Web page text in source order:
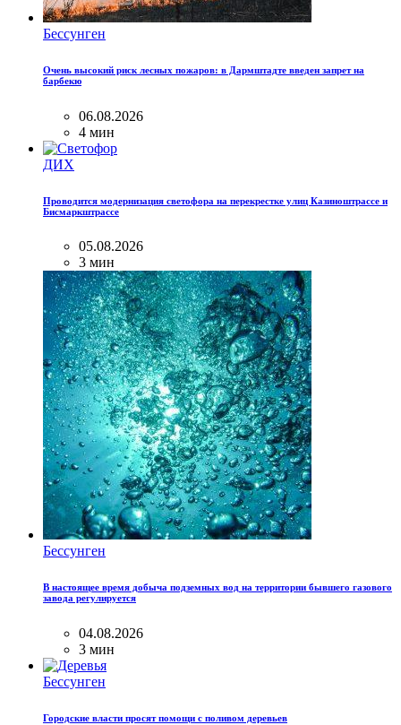
Бессунген
Очень высокий риск лесных пожаров: в Дармштадте введен запрет на
барбекю
06.08.2026
4 мин
ДИХ
Проводится модернизация светофора на перекрестке улиц Казиноштрассе и
Бисмаркштрассе
05.08.2026
3 мин
Бессунген
В настоящее время добыча подземных вод на территории бывшего газового
завода регулируется
04.08.2026
3 мин
Бессунген
Городские власти просят помощи с поливом деревьев